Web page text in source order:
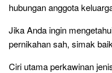
hubungan anggota
Jika Anda ingin
pernikahan sah, simak
Ciri utama perkawinan